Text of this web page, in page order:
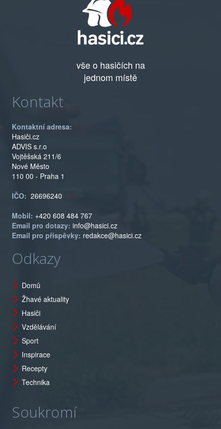
vše o hasičích na
jednom místě
Kontakt
Kontaktní adresa:
Hasiči.cz
ADVIS s.r.o
Vojtěšská 211/6
Nové Město
110 00 - Praha 1
IČO: 26696240
Mobil: +420 608 484 767
Email pro dotazy: info@hasici.cz
Email pro příspěvky: redakce@hasici.cz
Odkazy
Domů
Žhavé aktuality
Hasiči
Vzdělávání
Sport
Inspirace
Recepty
Technika
Soukromí